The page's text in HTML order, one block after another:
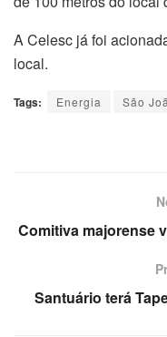
A Celesc já foi
local.
Tags: Energia São
Comitiva majorense
Santuário terá